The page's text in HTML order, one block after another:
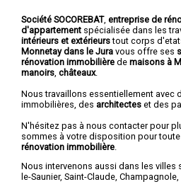
Société SOCOREBAT, entreprise de
d'appartement spécialisée dans les
intérieurs et extérieurstout corps
Monnetay dans le Jura vous offre ses
rénovation immobilière de maisons à
manoirs châteaux.
Nous travaillons essentiellement avec
immobilières, des architectes et des
N'hésitez pas à nous contacter pour
sommes à votre disposition pour
rénovation immobilière
Nous intervenons aussi dans les villes
le-Saunier, Saint-Claude, Champagnole,